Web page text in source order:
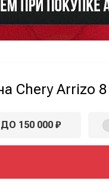
Chery Arrizo 8
150 000 ₽